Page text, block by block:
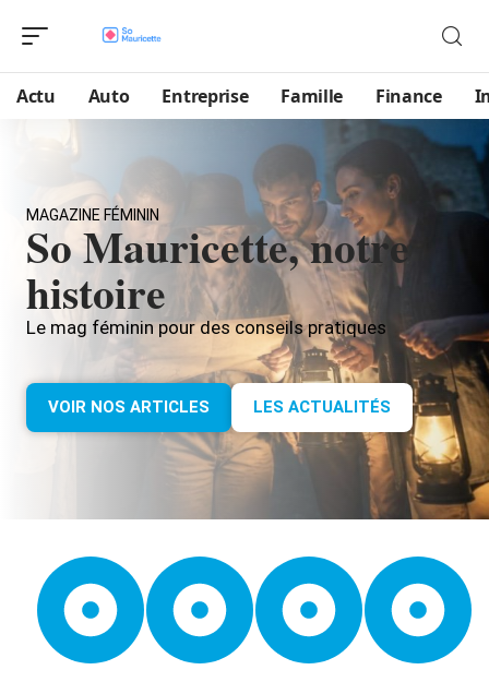
Actu Auto Entreprise Famille Finance
MAGAZINE FÉMININ
So Mauricette, notre
histoire
Le mag féminin pour des conseils pratiques
VOIR NOS ARTICLES LES ACTUALITÉS